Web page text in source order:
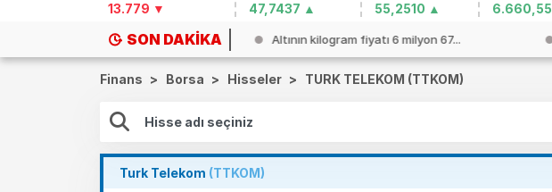
13.779
47,7437
55,2510
6.660,55
SON DAKIKA
rejimi devirme planı çöktü!... Altının kilogram fiyatı 6 milyon 67...
Finans > Borsa > Hisseler > TURK TELEKOM (TTKOM)
Turk Telekom (TTKOM)